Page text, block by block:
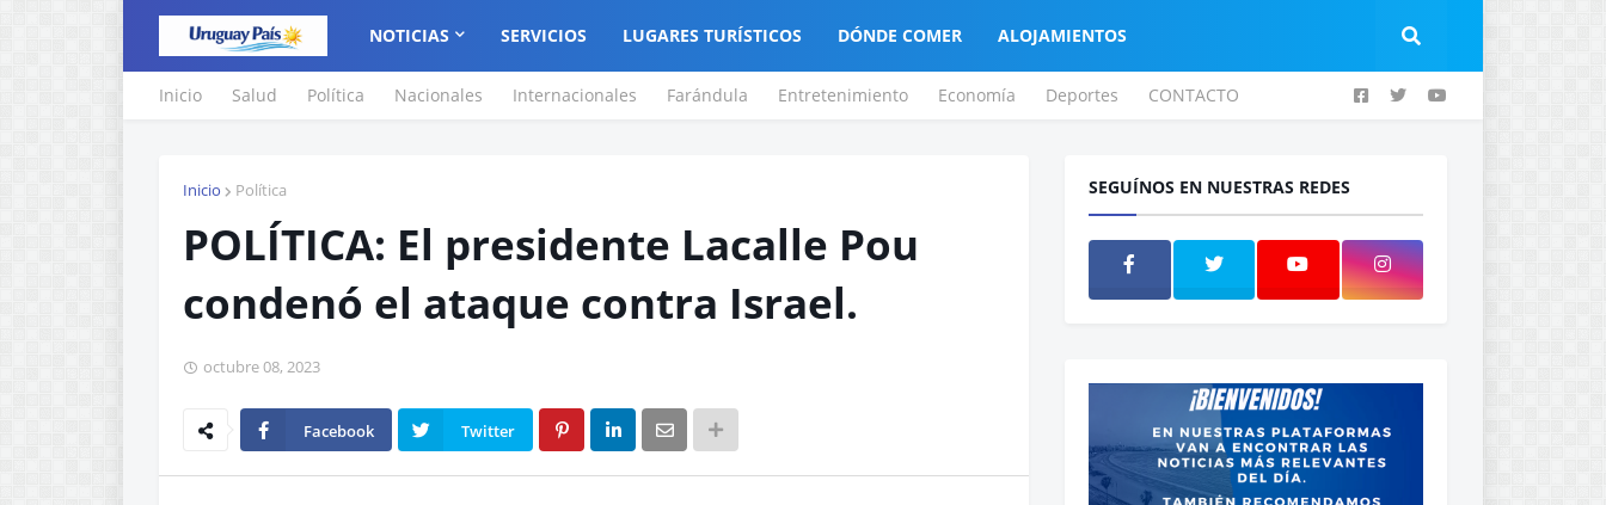
NOTICIAS SERVICIOS LUGARES TURÍSTICOS DÓNDE COMER ALOJAMIENTOS
Inicio Salud Política Nacionales Internacionales Farándula Entretenimiento Economía Deportes CONTACTO
Inicio Política
POLÍTICA: El presidente Lacalle Pou
condenó el ataque contra Israel.
octubre 08, 2023
Facebook Twitter
SEGUÍNOS EN NUESTRAS REDES